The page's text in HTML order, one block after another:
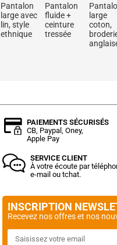
Pantalon
large avec
lin, style
ethnique
Pantalon
fluide +
ceinture
tressée
large
coton,
PAIEMENTS SÉCURISÉS
CB, Paypal, Oney,
Apple Pay
SERVICE CLIENT
À votre écoute par
e-mail ou tchat.
INSCRIPTION
Recevez nos offres et nos